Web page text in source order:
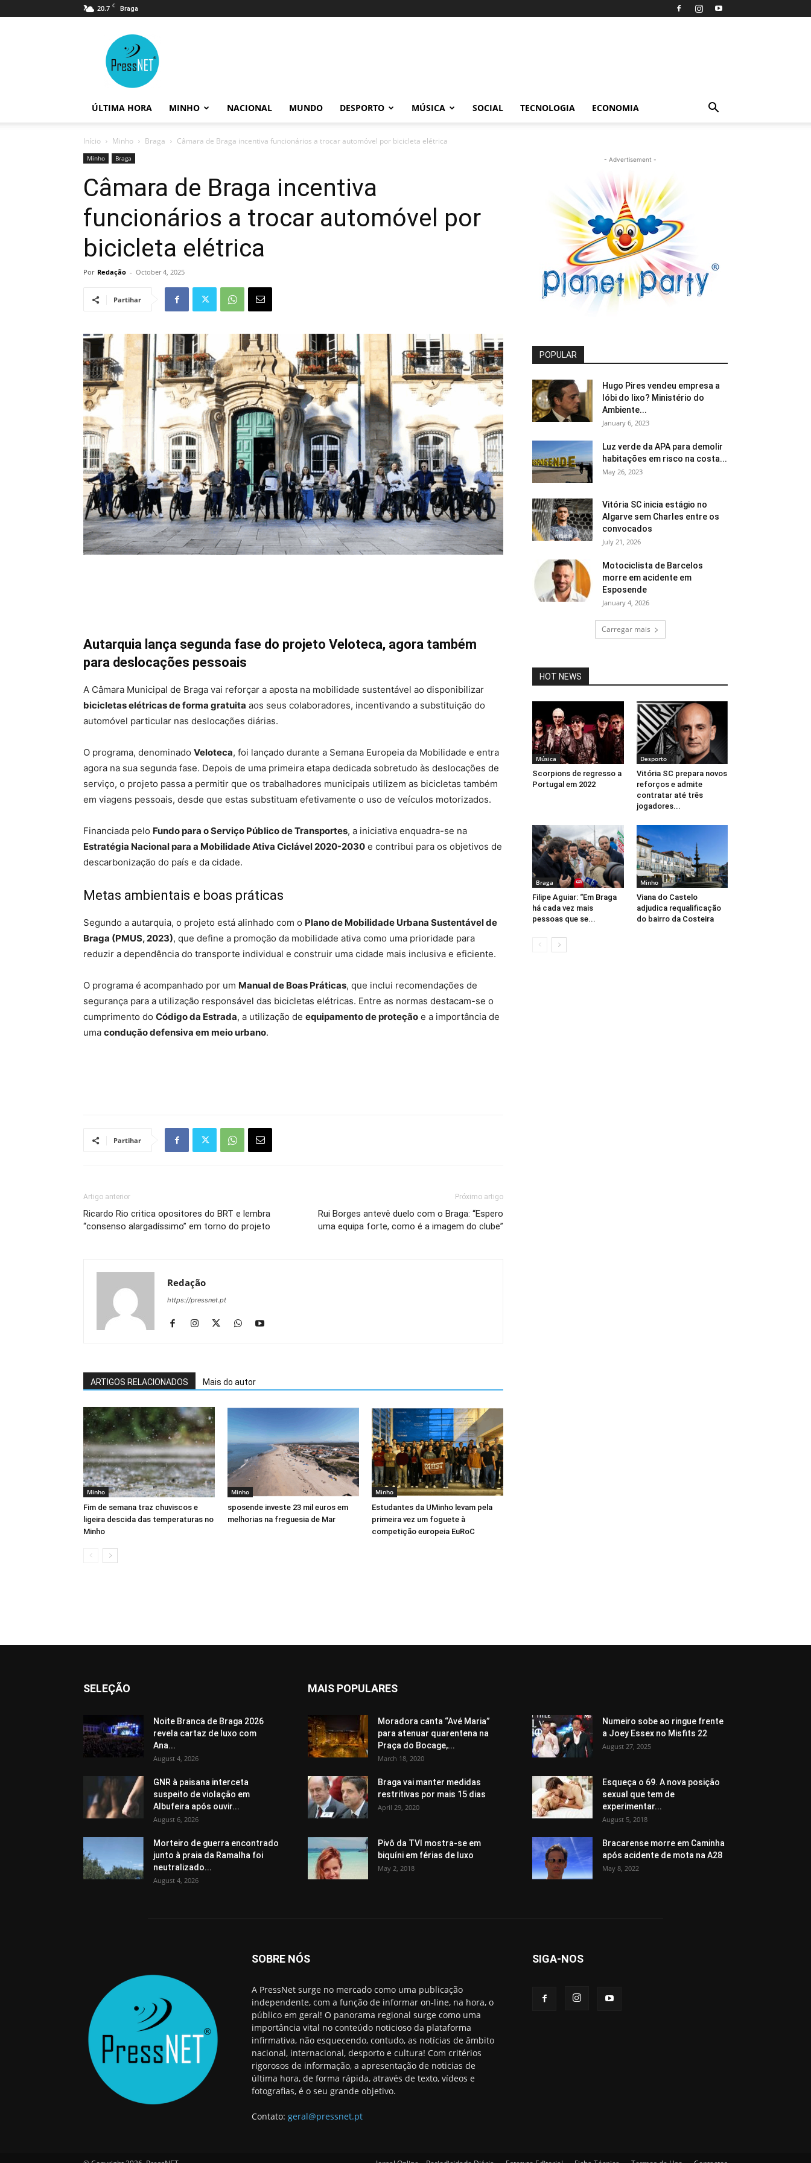
20.7 C Braga
ÚLTIMA HORA MINHO NACIONAL MUNDO DESPORTO MÚSICA SOCIAL TECNOLOGIA ECONOMIA
Início Minho Braga Câmara de Braga incentiva funcionários a trocar automóvel por bicicleta elétrica
Minho Braga
Câmara de Braga incentiva
funcionários a trocar automóvel por
bicicleta elétrica
Por Redação - October 4, 2025
Partihar
Autarquia lança segunda fase do projeto Veloteca, agora também
para deslocações pessoais
A Câmara Municipal de Braga vai reforçar a aposta na mobilidade sustentável ao disponibilizar
bicicletas elétricas de forma gratuita aos seus colaboradores, incentivando a substituição do
automóvel particular nas deslocações diárias.
O programa, denominado Veloteca, foi lançado durante a Semana Europeia da Mobilidade e entra
agora na sua segunda fase. Depois de uma primeira etapa dedicada sobretudo às deslocações de
serviço, o projeto passa a permitir que os trabalhadores municipais utilizem as bicicletas também
em viagens pessoais, desde que estas substituam efetivamente o uso de veículos motorizados.
Financiada pelo Fundo para o Serviço Público de Transportes, a iniciativa enquadra-se na
Estratégia Nacional para a Mobilidade Ativa Ciclável 2020-2030 e contribui para os objetivos de
descarbonização do país e da cidade.
Metas ambientais e boas práticas
Segundo a autarquia, o projeto está alinhado com o Plano de Mobilidade Urbana Sustentável de
Braga (PMUS, 2023), que define a promoção da mobilidade ativa como uma prioridade para
reduzir a dependência do transporte individual e construir uma cidade mais inclusiva e eficiente.
O programa é acompanhado por um Manual de Boas Práticas, que inclui recomendações de
segurança para a utilização responsável das bicicletas elétricas. Entre as normas destacam-se o
cumprimento do Código da Estrada, a utilização de equipamento de proteção e a importância de
uma condução defensiva em meio urbano.
Partihar
Artigo anterior
Ricardo Rio critica opositores do BRT e lembra
“consenso alargadíssimo” em torno do projeto
Próximo artigo
Rui Borges antevê duelo com o Braga: “Espero
uma equipa forte, como é a imagem do clube”
Redação
https://pressnet.pt
ARTIGOS RELACIONADOS Mais do autor
Minho
Fim de semana traz chuviscos e
ligeira descida das temperaturas no
Minho
Minho
sposende investe 23 mil euros em
melhorias na freguesia de Mar
Minho
Estudantes da UMinho levam pela
primeira vez um foguete à
competição europeia EuRoC
- Advertisement -
POPULAR
Hugo Pires vendeu empresa a
lóbi do lixo? Ministério do
Ambiente...
January 6, 2023
Luz verde da APA para demolir
habitações em risco na costa...
May 26, 2023
Vitória SC inicia estágio no
Algarve sem Charles entre os
convocados
July 21, 2026
Motociclista de Barcelos
morre em acidente em
Esposende
January 4, 2026
Carregar mais
HOT NEWS
Música
Scorpions de regresso a
Portugal em 2022
Desporto
Vitória SC prepara novos
reforços e admite
contratar até três
jogadores...
Braga
Filipe Aguiar: “Em Braga
há cada vez mais
pessoas que se...
Minho
Viana do Castelo
adjudica requalificação
do bairro da Costeira
SELEÇÃO
Noite Branca de Braga 2026
revela cartaz de luxo com
Ana...
August 4, 2026
GNR à paisana interceta
suspeito de violação em
Albufeira após ouvir...
August 6, 2026
Morteiro de guerra encontrado
junto à praia da Ramalha foi
neutralizado...
August 4, 2026
MAIS POPULARES
Moradora canta “Avé Maria”
para atenuar quarentena na
Praça do Bocage,...
March 18, 2020
Numeiro sobe ao ringue frente
a Joey Essex no Misfits 22
August 27, 2025
Braga vai manter medidas
restritivas por mais 15 dias
April 29, 2020
Esqueça o 69. A nova posição
sexual que tem de
experimentar...
August 5, 2018
Pivô da TVI mostra-se em
biquíni em férias de luxo
May 2, 2018
Bracarense morre em Caminha
após acidente de mota na A28
May 8, 2022
SOBRE NÓS
A PressNet surge no mercado como uma publicação
independente, com a função de informar on-line, na hora, o
público em geral! O panorama regional surge como uma
importância vital no conteúdo noticioso da plataforma
infirmativa, não esquecendo, contudo, as notícias de âmbito
nacional, internacional, desporto e cultura! Com critérios
rigorosos de informação, a apresentação de noticias de
última hora, de forma rápida, através de texto, vídeos e
fotografias, é o seu grande objetivo.
Contato: geral@pressnet.pt
SIGA-NOS